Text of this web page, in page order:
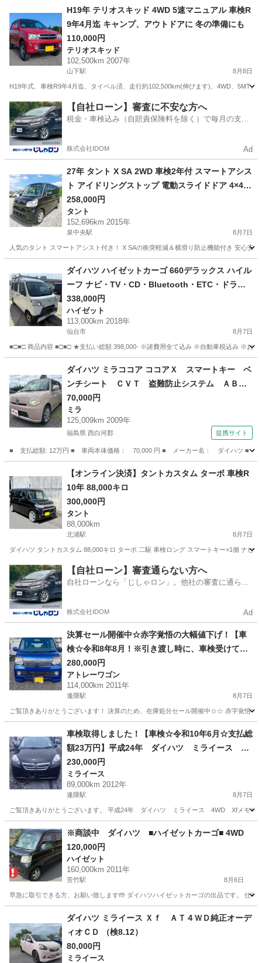
ムーヴ
H19年 テリオスキッド 4WD 5速マニュアル 車検R
9年4月迄 キャンプ、アウトドアに 冬の準備にも
110,000円
テリオスキッド
102,500km 2007年
山下駅 8月8日
H19年式、車検R9年4月迄、タイベル済、走行約102,500km(伸びます)、4WD、5MT
宮城 亘理郡 山下駅 テリオスキッド 預かり金
【自社ローン】審査に不安な方へ
税金・車検込み（自賠責保険料を除く）で毎月の支払
株式会社IDOM Ad
27年 タント X SA 2WD 車検2年付 スマートアシス
ト アイドリングストップ 電動スライドドア 4×4フ
ルセグナビ ETC スマートキー
258,000円
タント
152,696km 2015年
泉中央駅 8月7日
人気のタント スマートアシスト付き！ X SAの衝突軽減＆横滑り防止機能付き 安心安
泉中央駅 タント
ダイハツ ハイゼットカーゴ 660デラックス ハイル
ーフ ナビ・TV・CD・Bluetooth・ETC・ドライ
ブレコーダー・パワーウィンドウ(助手席・運転
席)・キャリア付き・キーレス
338,000円
ハイゼット
113,000km 2018年
仙台市 8月7日
■□■□ 商品内容 ■□■□ ★支払い総額 398,000- ※諸費用全て込み ※自動車税込み ※お渡
ハイゼット
ダイハツ ミラココア ココアＸ スマートキー ベ
ンチシート ＣＶＴ 盗難防止システム ＡＢ
Ｓ ＣＤ 衝突安全ボディ エアコン パワース
テアリング パワーウィンドウ （検8.10）
70,000円
ミラ
125,009km 2009年
福島県 西白河郡 提携サイト
■ 支払総額: 12万円 ■ 車両本体価格： 70,000 円 ■ メーカー名： ダイハツ ■
ミラ
【オンライン決済】タントカスタム ターボ 車検R
10年 88,000キロ
300,000円
タント
88,000km
北浦駅 8月7日
ダイハツ タントカスタム 88,000キロ ターボ 二駆 車検ロング スマートキー×1個 ナビ
宮城 大崎市 北浦駅 タント
【自社ローン】審査通らない方へ
自社ローンなら「じしゃロン」。他社の審査に通らな
株式会社IDOM Ad
決算セール開催中☆赤字覚悟の大幅値下げ！【車
検☆令和8年8月！※引き渡し時に、車検受けてか
らお渡ししますので、2年付になります。支払総額
28万円】平成23年 ダイハツ アトレーワゴン
4WD カスタムターボ 青 走行距離114,000
280,000円
アトレーワゴン
114,000km 2011年
逢隈駅 8月7日
ご覧頂きありがとうございます！ 決算のため、在庫処分セール開催中☆☆ 赤字覚
逢隈駅 アトレーワゴン 走行距離
車検取得しました！【車検☆令和10年6月☆支払総
額23万円】平成24年 ダイハツ ミライース 4
WD 黒 ETC・オーディオナビ・ドライブレコー
ダー 商談成立後、即納車可能(^_-)-☆
230,000円
ミライース
89,000km 2012年
逢隈駅 8月7日
ご覧頂きありがとうございます。 平成24年 ダイハツ ミライース 4WD Xfメモリ
宮城 亘理郡 逢隈駅 ミライース 走行距離
※商談中 ダイハツ ■ハイゼットカーゴ■ 4WD
120,000円
ハイゼット
160,000km 2011年
苦竹駅 8月6日
早急に取引できる方、お願い致します🤲 ダイハツハイゼットカーゴの出品です。 仕
苦竹駅 ハイゼット
ダイハツ ミライース Ｘｆ ＡＴ４ＷＤ純正オーデ
ィオＣＤ （検8.12）
80,000円
ミライース